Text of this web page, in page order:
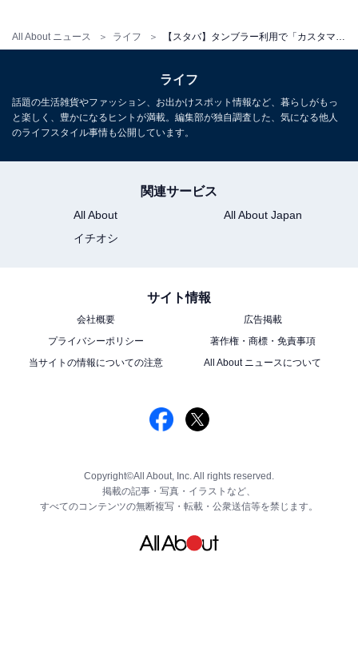
All About ニュース ライフ
ライフ
話題の生活雑貨やファッション、お出かけスポット情報など、暮らしがもっ
と楽しく、豊かになるヒントが満載。編集部が独自調査した、気になる他人
のライフスタイル事情も公開しています。
関連サービス
All About
All About Japan
イチオシ
サイト情報
会社概要
広告掲載
プライバシーポリシー
著作権・商標・免責事項
当サイトの情報についての注意
All About ニュースについて
Copyright©All About, Inc. All rights reserved.
掲載の記事・写真・イラストなど、
すべてのコンテンツの無断複写・転載・公衆送信等を禁じます。